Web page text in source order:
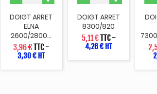
DOIGT ARRET
ELNA
2600/2800...
3,96 €TTC-
3,30 € HT
DOIGT ARRET
8300/820
5,11 €TTC-
4,26 € HT